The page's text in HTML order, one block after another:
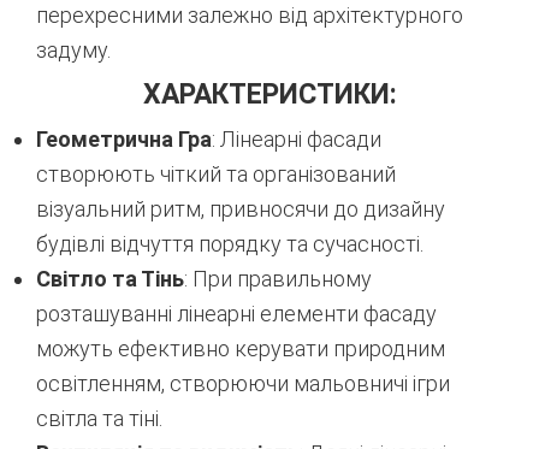
перехресними залежно від архітектурного
задуму.
ХАРАКТЕРИСТИКИ:
Геометрична Гра: Лінеарні фасади
створюють чіткий та організований
візуальний ритм, привносячи до дизайну
будівлі відчуття порядку та сучасності.
Світло та Тінь: При правильному
розташуванні лінеарні елементи фасаду
можуть ефективно керувати природним
освітленням, створюючи мальовничі ігри
світла та тіні.